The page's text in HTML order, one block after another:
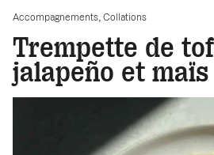
Accompagnements Collations
Trempette de
jalapeño et